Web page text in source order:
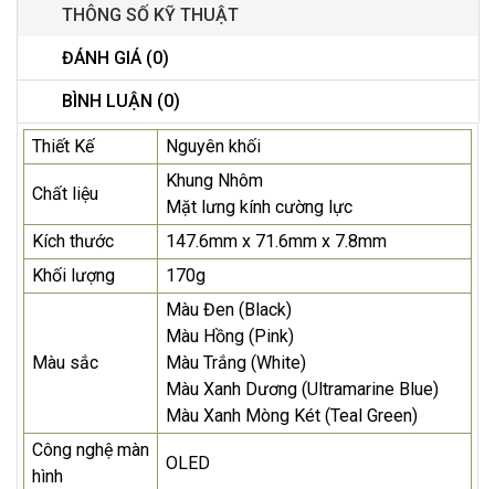
THÔNG SỐ KỸ THUẬT
ĐÁNH GIÁ (0)
BÌNH LUẬN (0)
Thiết Kế Nguyên khối
Chất liệu
Khung Nhôm
Mặt lưng kính cường lực
Kích thước
147.6mm x 71.6mm x 7.8mm
Khối lượng
170g
Màu sắc
Màu Đen (Black)
Màu Hồng (Pink)
Màu Trắng (White)
Màu Xanh Dương (Ultramarine Blue)
Màu Xanh Mòng Két (Teal Green)
Công nghệ màn
hình
OLED